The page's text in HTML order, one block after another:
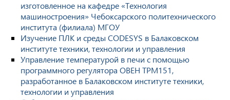
изготовленное на кафедре «Технология
машиностроения» Чебоксарского политехнического
института (филиала) МГОУ
Изучение ПЛК и среды CODESYS в Балаковском
институте техники, технологии и управления
Управление температурой в печи с помощью
программного регулятора ОВЕН ТРМ151,
разработанное в Балаковском институте техники,
технологии и управления